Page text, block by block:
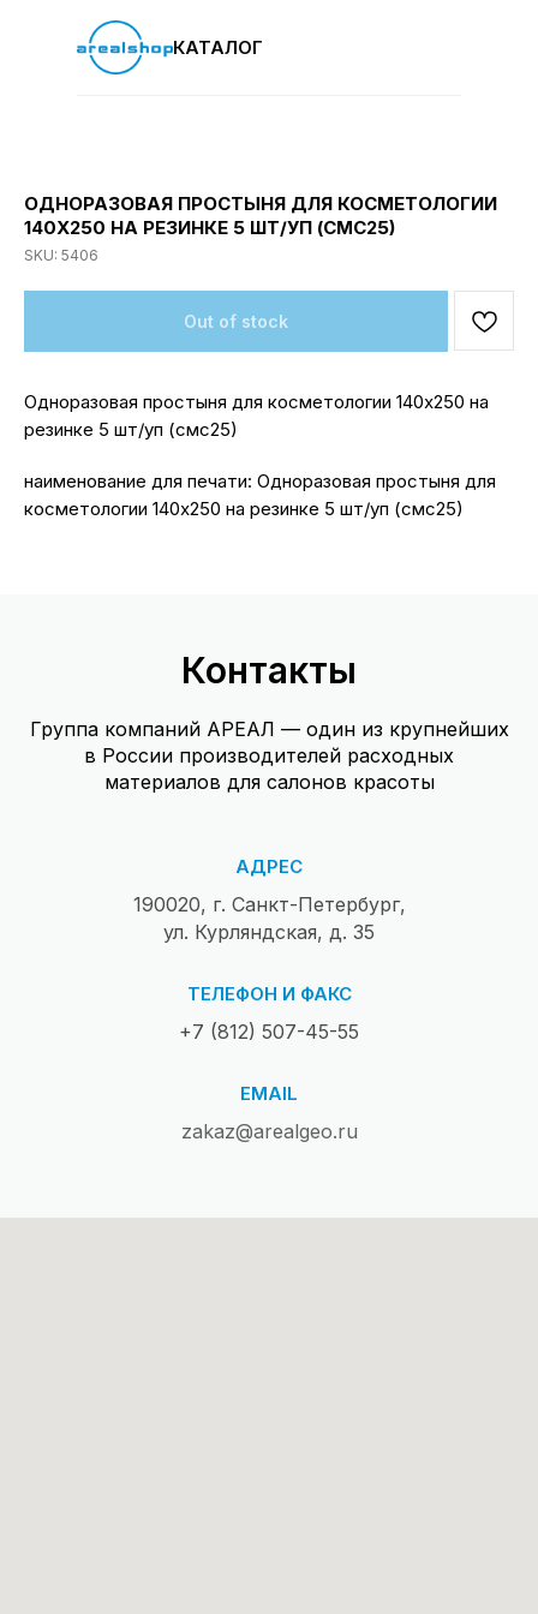
КАТАЛОГ
ОДНОРАЗОВАЯ ПРОСТЫНЯ ДЛЯ КОСМЕТОЛОГИИ
140Х250 НА РЕЗИНКЕ 5 ШТ/УП (СМС25)
SKU: 5406
Out of stock
Одноразовая простыня для косметологии 140х250 на
резинке 5 шт/уп (смс25)
наименование для печати: Одноразовая простыня для
косметологии 140х250 на резинке 5 шт/уп (смс25)
Контакты
Группа компаний АРЕАЛ — один из крупнейших
в России производителей расходных
материалов для салонов красоты
АДРЕС
190020, г. Санкт-Петербург,
ул. Курляндская, д. 35
ТЕЛЕФОН И ФАКС
+7 (812) 507-45-55
EMAIL
zakaz@arealgeo.ru